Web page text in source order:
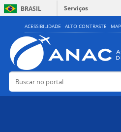
ACESSIBILIDADE ALTO CONTRASTE
BRASIL
Serviços
Buscar no portal